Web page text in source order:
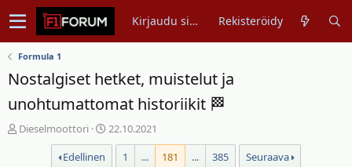
Kirjaudu sisään Rekisteröidy
Formula 1
Nostalgiset hetket, muistelut ja
unohtumattomat historiikit 🏁
V
Dieselmoottori
A
l
22.10.2021
Edellinen
1 ... 181 ... 385 Seuraava